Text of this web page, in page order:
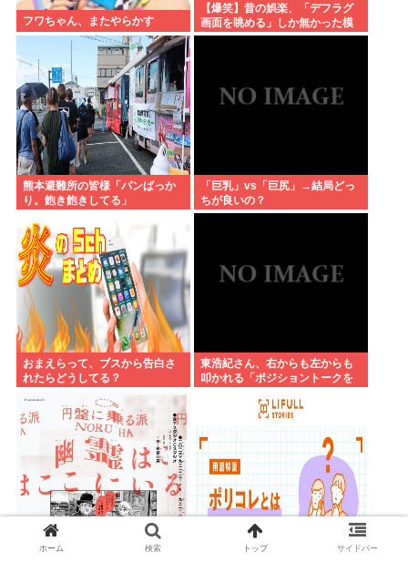
フワちゃん、またやらかす
【爆笑】昔の娯楽、「デフラグ
画面を眺める」しか無かった模
様www
熊本避難所の皆様「パンばっか
り。飽き飽きしてる」
「巨乳」vs「巨尻」→結局どっ
ちが良いの？
おまえらって、ブスから告白さ
れたらどうしてる？
東浩紀さん、右からも左からも
叩かれる「ポジショントークを
擁護されるwww
【高市朗報】オカルトは信じな
いケンモメンでも人生で一度ぐ
本当に全く理解できない性癖
ホーム 検索 トップ サイドバー